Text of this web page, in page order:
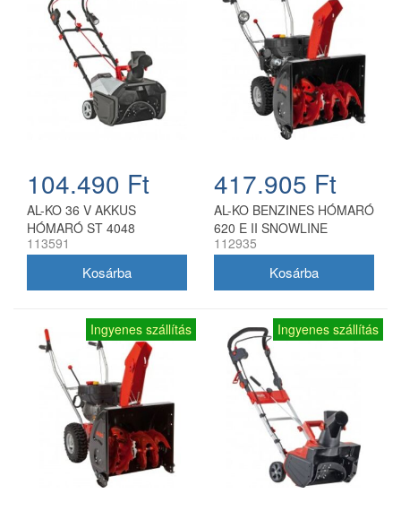
104.490 Ft
AL-KO 36 V AKKUS
HÓMARÓ ST 4048
113591
417.905 Ft
AL-KO BENZINES HÓMARÓ
620 E II SNOWLINE
112935
Ingyenes szállítás Ingyenes szállítás